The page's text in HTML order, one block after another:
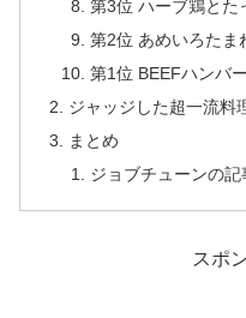
第3位 ハーブ鶏とた
第2位 あめいろたま
第1位 BEEFハンバ
ジャッジした超一流料
まとめ
ジョブチューンの記
スポ